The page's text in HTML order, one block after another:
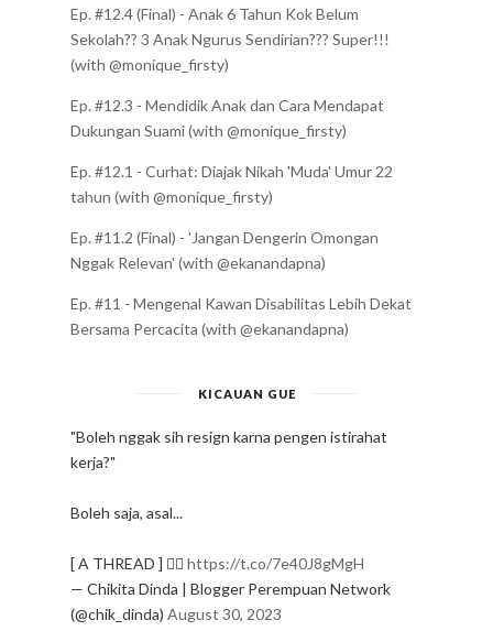
Ep. #12.4 (Final) - Anak 6 Tahun Kok Belum
Sekolah?? 3 Anak Ngurus Sendirian??? Super!!!
(with @monique_firsty)
Ep. #12.3 - Mendidik Anak dan Cara Mendapat
Dukungan Suami (with @monique_firsty)
Ep. #12.1 - Curhat: Diajak Nikah 'Muda' Umur 22
tahun (with @monique_firsty)
Ep. #11.2 (Final) - 'Jangan Dengerin Omongan
Nggak Relevan' (with @ekanandapna)
Ep. #11 - Mengenal Kawan Disabilitas Lebih Dekat
Bersama Percacita (with @ekanandapna)
KICAUAN GUE
"Boleh nggak sih resign karna pengen istirahat
kerja?"
Boleh saja, asal...
[ A THREAD ] ✍🏻 https://t.co/7e40J8gMgH
— Chikita Dinda | Blogger Perempuan Network
(@chik_dinda) August 30, 2023